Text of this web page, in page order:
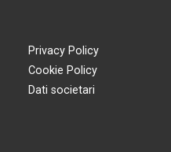
Privacy Policy
Cookie Policy
Dati societari